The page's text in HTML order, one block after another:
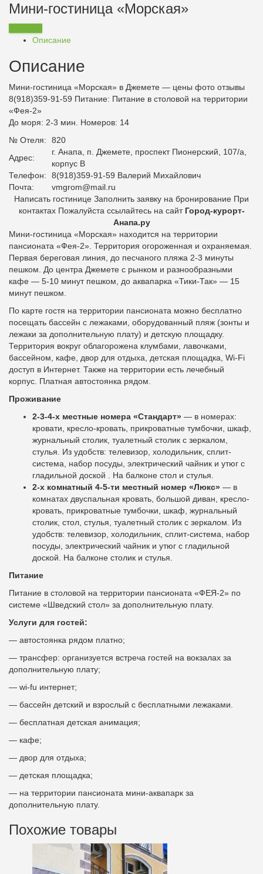
Мини-гостиница «Морская»
Описание
Описание
Мини-гостиница «Морская» в Джемете — цены фото отзывы
8(918)359-91-59 Питание: Питание в столовой на территории
«Фея-2»
До моря: 2-3 мин. Номеров: 14
№ Отеля:
820
Адрес:
г. Анапа, п. Джемете, проспект Пионерский, 107/а,
корпус В
Телефон:
8(918)359-91-59 Валерий Михайлович
Почта:
vmgrom@mail.ru
Написать гостинице Заполнить заявку на бронирование При
контактах Пожалуйста ссылайтесь на сайт Город-курорт-
Анапа.ру
Мини-гостиница «Морская» находится на территории
пансионата «Фея-2». Территория огороженная и охраняемая.
Первая береговая линия, до песчаного пляжа 2-3 минуты
пешком. До центра Джемете с рынком и разнообразными
кафе — 5-10 минут пешком, до аквапарка «Тики-Так» — 15
минут пешком.
По карте гостя на территории пансионата можно бесплатно
посещать бассейн с лежаками, оборудованный пляж (зонты и
лежаки за дополнительную плату) и детскую площадку.
Территория вокруг облагорожена клумбами, лавочками,
бассейном, кафе, двор для отдыха, детская площадка, Wi-Fi
доступ в Интернет. Также на территории есть лечебный
корпус. Платная автостоянка рядом.
Проживание
2-3-4-х местные номера «Стандарт» — в номерах:
кровати, кресло-кровать, прикроватные тумбочки, шкаф,
журнальный столик, туалетный столик с зеркалом,
стулья. Из удобств: телевизор, холодильник, сплит-
система, набор посуды, электрический чайник и утюг с
гладильной доской . На балконе стол и стулья.
2-х комнатный 4-5-ти местный номер «Люкс» — в
комнатах двуспальная кровать, большой диван, кресло-
кровать, прикроватные тумбочки, шкаф, журнальный
столик, стол, стулья, туалетный столик с зеркалом. Из
удобств: телевизор, холодильник, сплит-система, набор
посуды, электрический чайник и утюг с гладильной
доской. На балконе столик и стулья.
Питание
Питание в столовой на территории пансионата «ФЕЯ-2» по
системе «Шведский стол» за дополнительную плату.
Услуги для гостей:
— автостоянка рядом платно;
— трансфер: организуется встреча гостей на вокзалах за
дополнительную плату;
— wi-fu интернет;
— бассейн детский и взрослый с бесплатными лежаками.
— бесплатная детская анимация;
— кафе;
— двор для отдыха;
— детская площадка;
— на территории пансионата мини-аквапарк за
дополнительную плату.
Похожие товары